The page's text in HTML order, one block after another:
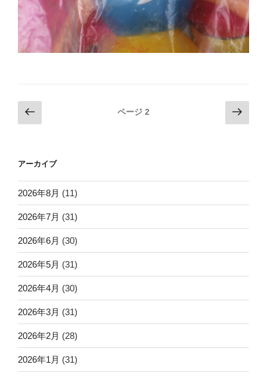
投
稿
ビ
ー
シ
ョ
ン
の
ジ
ページ 2
次
の
アーカイブ
2026年8月 (11)
2026年7月 (31)
2026年6月 (30)
2026年5月 (31)
2026年4月 (30)
2026年3月 (31)
2026年2月 (28)
2026年1月 (31)